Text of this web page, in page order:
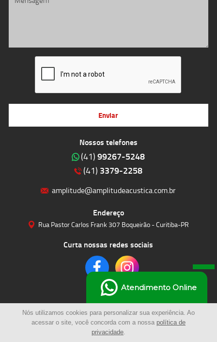
Nossos telefones
(41) 99267-5248
(41) 3379-2258
amplitude@amplitudeacustica.com.br
Endereço
Rua Pastor Carlos Frank 307 Boqueirão - Curitiba-PR
Curta nossas redes sociais
Enviar
© 2023 | Amplitude Soluções Acústicas LTDA | Todos os Direitos Reservados
Atendimento Online
Nós utilizamos cookies para personalizar sua experiência. Ao
acessar o site, você concorda com a nossa política de
privacidade.